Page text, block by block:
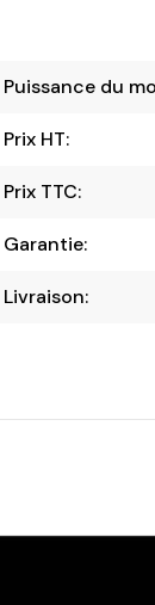
Puissance du
Prix HT:
Prix TTC:
Garantie:
Livraison: